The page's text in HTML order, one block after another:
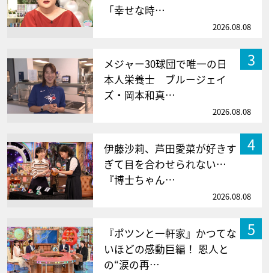
「幸せな時…
2026.08.08
3
メジャー30球団で唯一の日
本人栄養士 ブルージェイ
ズ・岡本和真…
2026.08.08
4
伊藤沙莉、芦田愛菜が好きす
ぎて目を合わせられない…
『博士ちゃん…
2026.08.08
5
『ポツンと一軒家』かつてな
いほどの感動巨編！ 恩人と
の“涙の再…